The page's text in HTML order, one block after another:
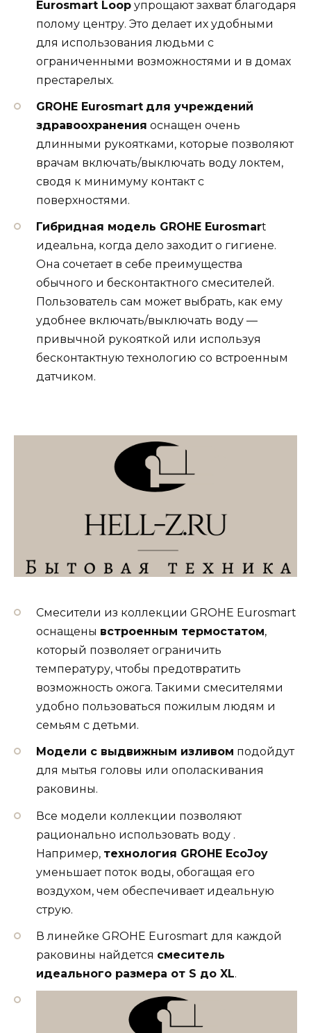
Eurosmart Loop упрощают захват благодаря
полому центру. Это делает их удобными
для использования людьми с
ограниченными возможностями и в домах
престарелых.
GROHE Eurosmart для учреждений
здравоохранения оснащен очень
длинными рукоятками, которые позволяют
врачам включать/выключать воду локтем,
сводя к минимуму контакт с
поверхностями.
Гибридная модель GROHE Eurosmart
идеальна, когда дело заходит о гигиене.
Она сочетает в себе преимущества
обычного и бесконтактного смесителей.
Пользователь сам может выбрать, как ему
удобнее включать/выключать воду —
привычной рукояткой или используя
бесконтактную технологию со встроенным
датчиком.
Смесители из коллекции GROHE Eurosmart
оснащены встроенным термостатом,
который позволяет ограничить
температуру, чтобы предотвратить
возможность ожога. Такими смесителями
удобно пользоваться пожилым людям и
семьям с детьми.
Модели с выдвижным изливом подойдут
для мытья головы или ополаскивания
раковины.
Все модели коллекции позволяют
рационально использовать воду .
Например, технология GROHE EcoJoy
уменьшает поток воды, обогащая его
воздухом, чем обеспечивает идеальную
струю.
В линейке GROHE Eurosmart для каждой
раковины найдется смеситель
идеального размера от S до XL.